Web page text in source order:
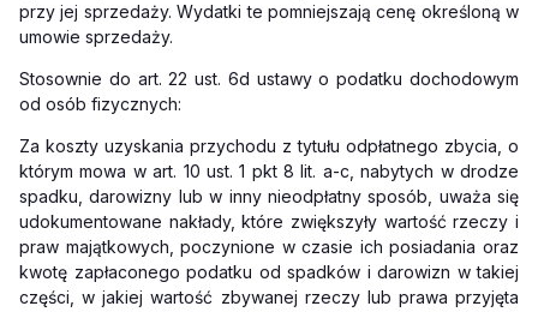
przy jej sprzedaży. Wydatki te pomniejszają cenę określoną w
umowie sprzedaży.
Stosownie do art. 22 ust. 6d ustawy o podatku dochodowym
od osób fizycznych:
Za koszty uzyskania przychodu z tytułu odpłatnego zbycia, o
którym mowa w art. 10 ust. 1 pkt 8 lit. a-c, nabytych w drodze
spadku, darowizny lub w inny nieodpłatny sposób, uważa się
udokumentowane nakłady, które zwiększyły wartość rzeczy i
praw majątkowych, poczynione w czasie ich posiadania oraz
kwotę zapłaconego podatku od spadków i darowizn w takiej
części, w jakiej wartość zbywanej rzeczy lub prawa przyjęta